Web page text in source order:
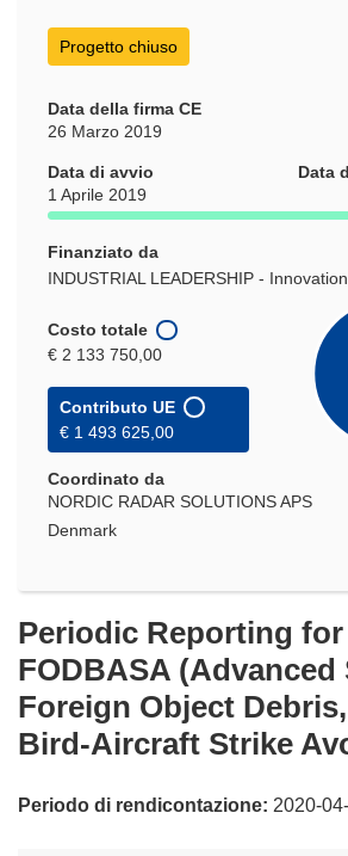
Progetto chiuso
Data della firma CE
26 Marzo 2019
Data di avvio
1 Aprile 2019
Data
Finanziato da
INDUSTRIAL LEADERSHIP -
Costo totale
€ 2 133 750,00
Contributo UE
€ 1 493 625,00
Coordinato da
NORDIC RADAR SOLUTIONS APS
Denmark
Periodic Reporting
FODBASA
Foreign Object
Bird-Aircraft Strike
Periodo di rendicontazione: 2020-